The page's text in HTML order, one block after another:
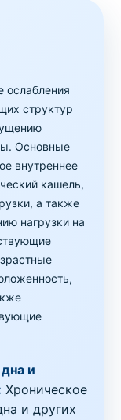
ослабления
структур
Основные
внутреннее
кашель,
а также
нагрузки на
и
Хроническое
и других